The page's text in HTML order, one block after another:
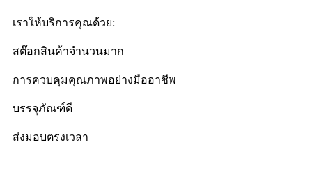
เราให้บริการคุณด้วย:
สต๊อกสินค้าจำนวนมาก
การควบคุมคุณภาพอย่างมืออาชีพ
บรรจุภัณฑ์ดี
ส่งมอบตรงเวลา